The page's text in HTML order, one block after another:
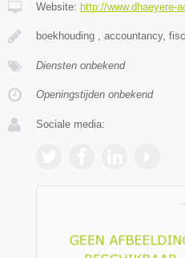
Website: http://www.dhaeyere-
boekhouding , accountancy,
Diensten onbekend
Openingstijden onbekend
Sociale media: